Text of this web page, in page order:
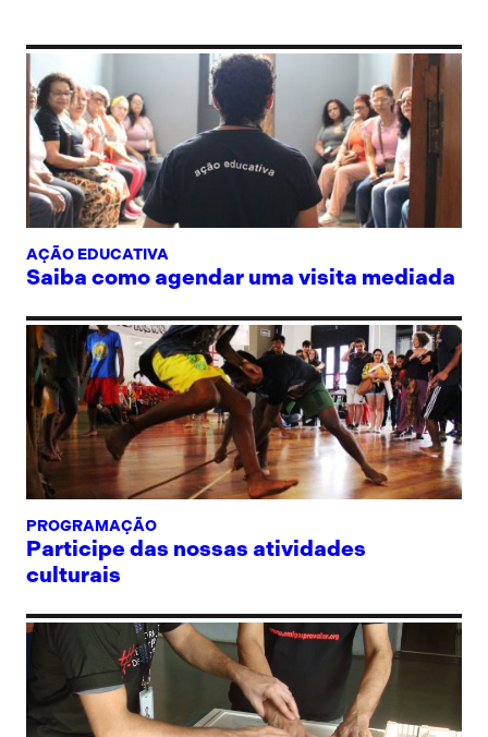
AÇÃO EDUCATIVA
Saiba como agendar uma visita mediada
PROGRAMAÇÃO
Participe das nossas atividades
culturais